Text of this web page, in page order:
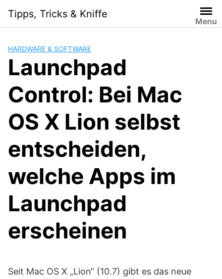
content
Tipps, Tricks & Kniffe
Menu
HARDWARE & SOFTWARE
Launchpad
Control: Bei Mac
OS X Lion selbst
entscheiden,
welche Apps im
Launchpad
erscheinen
Seit Mac OS X „Lion“ (10.7) gibt es das neue